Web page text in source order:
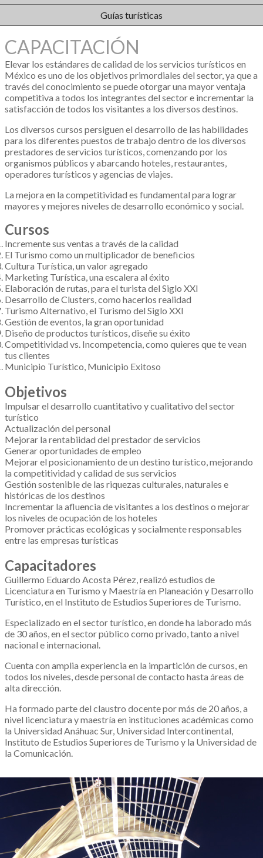
Guías turísticas
CAPACITACIÓN
Elevar los estándares de calidad de los servicios turísticos en
México es uno de los objetivos primordiales del sector, ya que a
través del conocimiento se puede otorgar una mayor ventaja
competitiva a todos los integrantes del sector e incrementar la
satisfacción de todos los visitantes a los diversos destinos.
Los diversos cursos persiguen el desarrollo de las habilidades
para los diferentes puestos de trabajo dentro de los diversos
prestadores de servicios turísticos, comenzando por los
organismos públicos y abarcando hoteles, restaurantes,
operadores turísticos y agencias de viajes.
La mejora en la competitividad es fundamental para lograr
mayores y mejores niveles de desarrollo económico y social.
Cursos
Incremente sus ventas a través de la calidad
El Turismo como un multiplicador de beneficios
Cultura Turística, un valor agregado
Marketing Turística, una escalera al éxito
Elaboración de rutas, para el turista del Siglo XXI
Desarrollo de Clusters, como hacerlos realidad
Turismo Alternativo, el Turismo del Siglo XXI
Gestión de eventos, la gran oportunidad
Diseño de productos turísticos, diseñe su éxito
Competitividad vs. Incompetencia, como quieres que te vean
tus clientes
Municipio Turístico, Municipio Exitoso
Objetivos
Impulsar el desarrollo cuantitativo y cualitativo del sector
turístico
Actualización del personal
Mejorar la rentabiidad del prestador de servicios
Generar oportunidades de empleo
Mejorar el posicionamiento de un destino turístico, mejorando
la competitividad y calidad de sus servicios
Gestión sostenible de las riquezas culturales, naturales e
históricas de los destinos
Incrementar la afluencia de visitantes a los destinos o mejorar
los niveles de ocupación de los hoteles
Promover prácticas ecológicas y socialmente responsables
entre las empresas turísticas
Capacitadores
Guillermo Eduardo Acosta Pérez, realizó estudios de
Licenciatura en Turismo y Maestría en Planeación y Desarrollo
Turístico, en el Instituto de Estudios Superiores de Turismo.
Especializado en el sector turístico, en donde ha laborado más
de 30 años, en el sector público como privado, tanto a nivel
nacional e internacional.
Cuenta con amplia experiencia en la impartición de cursos, en
todos los niveles, desde personal de contacto hasta áreas de
alta dirección.
Ha formado parte del claustro docente por más de 20 años, a
nivel licenciatura y maestría en instituciones académicas como
la Universidad Anáhuac Sur, Universidad Intercontinental,
Instituto de Estudios Superiores de Turismo y la Universidad de
la Comunicación.